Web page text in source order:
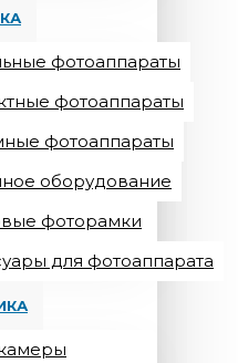
фотоаппараты
фотоаппараты
фотоаппараты
оборудование
фоторамки
для фотоаппарата